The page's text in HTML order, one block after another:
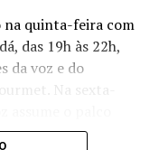
quinta-feira com
das 19h às 22h,
da voz e do
Na sexta-
e estilos, desde